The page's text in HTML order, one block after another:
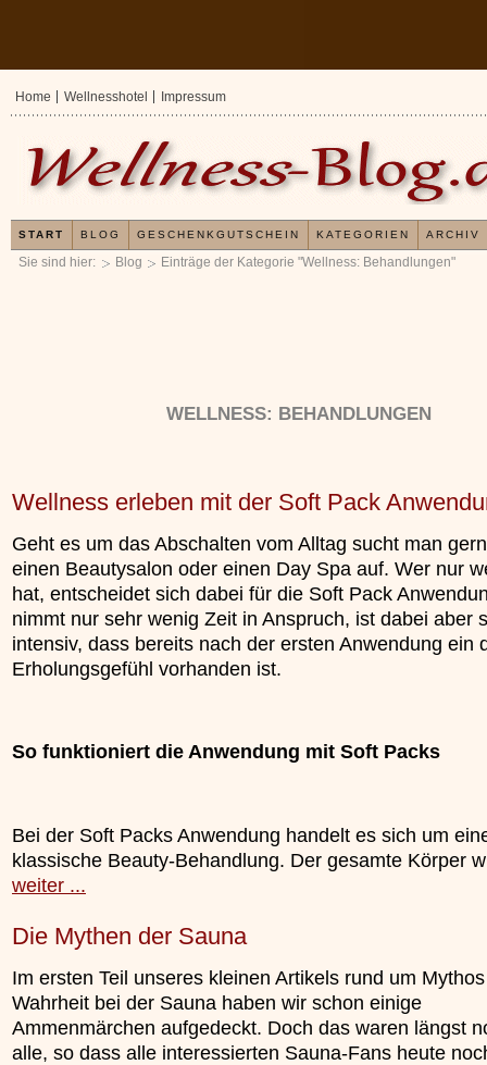
Sie sind hier: Blog Einträge der Kategorie "Wellness: Behandlungen"
WELLNESS: BEHANDLUNGEN
Wellness erleben mit der Soft Pack
Geht es um das Abschalten vom Alltag sucht man
einen Beautysalon oder einen Day Spa auf. Wer nur
hat, entscheidet sich dabei für die Soft Pack
nimmt nur sehr wenig Zeit in Anspruch, ist dabei aber
intensiv, dass bereits nach der ersten Anwendung ein
Erholungsgefühl vorhanden ist.
So funktioniert die Anwendung mit Soft Packs
Bei der Soft Packs Anwendung handelt es sich um
klassische Beauty-Behandlung. Der gesamte Körper
weiter ...
Die Mythen der Sauna
Im ersten Teil unseres kleinen Artikels rund um
Wahrheit bei der Sauna haben wir schon einige
Ammenmärchen aufgedeckt. Doch das waren längst
alle, so dass alle interessierten Sauna-Fans heute
»»»
Home Wellnesshotel Impressum
START BLOG GESCHENKGUTSCHEIN KATEGORIEN ARCHIV